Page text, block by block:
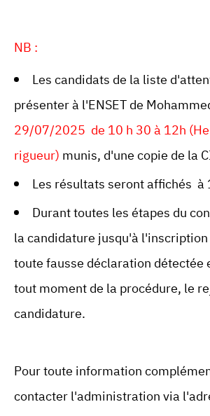
NB :
Les candidats de la liste
présenter à l'ENSET de
29/07/2025 de 10 h 30 à 12h
rigueur) munis, d'une copie de la
Les résultats seront affichés à
Durant toutes les étapes du
la candidature jusqu'à
toute fausse déclaration détectée
tout moment de la procédure, le
candidature.
Pour toute information
contacter l'administration via